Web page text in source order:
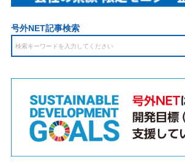
号外NET記事検索